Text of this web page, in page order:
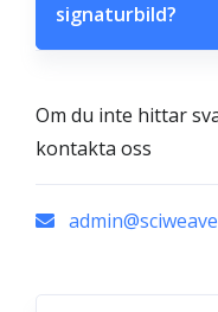
signaturbild?
Om du inte hittar
kontakta oss